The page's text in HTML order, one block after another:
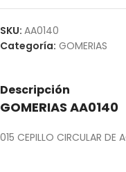
SKU: AA0140
Categoría: GOMERIAS
Descripción
GOMERIAS AA0140
015 CEPILLO CIRCULAR